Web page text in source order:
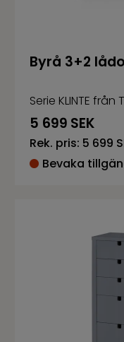
Byrå 3+2
Serie KLINTE från
5 699 SEK
Rek. pris: 5 699
Bevaka